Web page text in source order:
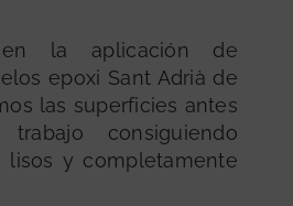
en la aplicación de
epoxi Sant Adrià de
las superficies antes
consiguiendo
lisos y completamente